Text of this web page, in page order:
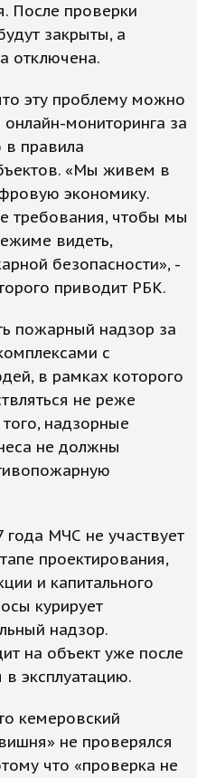
После проверки
закрыты, а
отключена.
эту проблему можно
мониторинга за
правила
«Мы живем в
экономику.
требования, чтобы мы
видеть,
безопасности», -
приводит РБК.
пожарный надзор за
с
в рамках которого
не реже
надзорные
не должны
года МЧС не участвует
проектирования,
и капитального
курирует
надзор.
на объект уже после
в эксплуатацию.
кемеровский
не проверялся
что «проверка не